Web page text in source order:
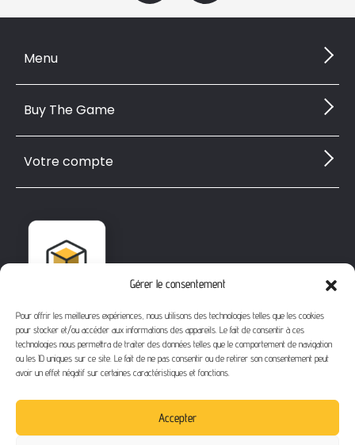
Gérer le consentement
Pour offrir les meilleures expériences, nous utilisons des technologies telles que les cookies
pour stocker et/ou accéder aux informations des appareils. Le fait de consentir à ces
technologies nous permettra de traiter des données telles que le comportement de navigation
ou les ID uniques sur ce site. Le fait de ne pas consentir ou de retirer son consentement peut
avoir un effet négatif sur certaines caractéristiques et fonctions.
Accepter
1112 Bd Fernand Darchicourt
62110 Hénin-Beaumont
Téléphone: 03 21 67 24 31
Menu
Buy The Game
Votre compte